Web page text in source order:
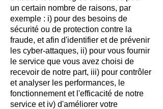
un certain nombre de raisons, par
exemple : i) pour des besoins de
sécurité ou de protection contre la
fraude, et afin d'identifier et de prévenir
les cyber-attaques, ii) pour vous fournir
le service que vous avez choisi de
recevoir de notre part, iii) pour contrôler
et analyser les performances, le
fonctionnement et l'efficacité de notre
service et iv) d'améliorer votre